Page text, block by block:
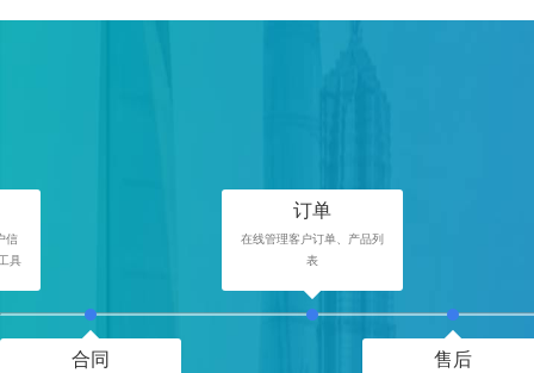
合同 售后
订单
在线管理客户订单、产品列
表
信
具